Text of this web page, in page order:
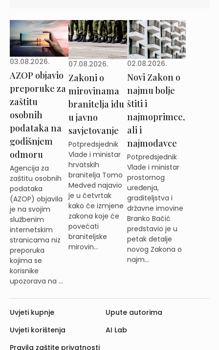
03.08.2026.
AZOP objavio
preporuke za
zaštitu
osobnih
podataka na
godišnjem
odmoru
Agencija za
zaštitu osobnih
podataka
(AZOP) objavila
je na svojim
službenim
internetskim
stranicama niz
preporuka
kojima se
korisnike
upozorava na ...
07.08.2026.
Zakoni o
mirovinama
branitelja idu
u javno
savjetovanje
Potpredsjednik
Vlade i ministar
hrvatskih
branitelja Tomo
Medved najavio
je u četvrtak
kako će izmjene
zakona koje će
povećati
braniteljske
mirovin...
02.08.2026.
Novi Zakon o
najmu bolje
štiti i
najmoprimce,
ali i
najmodavce
Potpredsjednik
Vlade i ministar
prostornog
uređenja,
graditeljstva i
državne imovine
Branko Bačić
predstavio je u
petak detalje
novog Zakona o
najm...
Uvjeti kupnje
Uvjeti korištenja
Pravila zaštite privatnosti
Upute autorima
AI Lab